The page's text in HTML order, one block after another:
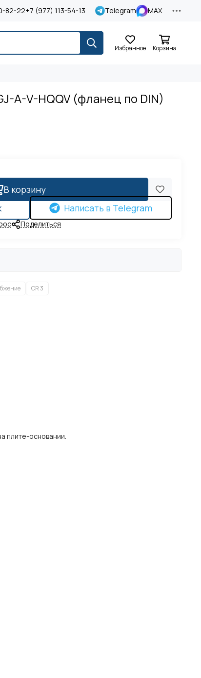
82-22+7 (977) 113-54-13 Telegram MAX
Избранное Корзина
A-V-HQQV (фланец по DIN)
В корзину
Написать в Telegram
Поделиться
CR 3
плите-основании.